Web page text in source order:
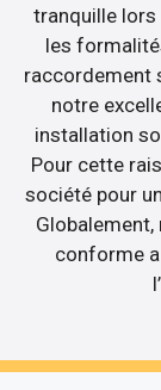
tranquille lors
les
raccordement
notre
installation
Pour cette
société pour
conforme